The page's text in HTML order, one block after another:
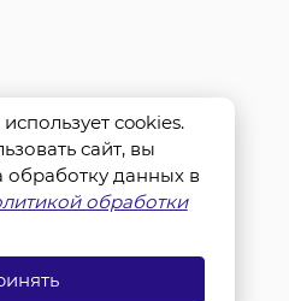
cookies.
сайт, вы
обработку данных в
обработки